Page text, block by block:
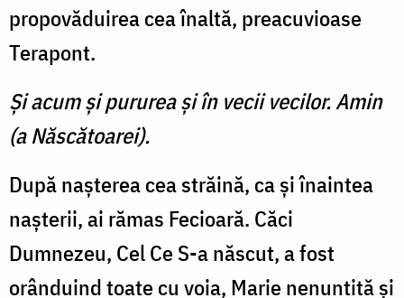
propovăduirea cea înaltă, preacuvioase
Terapont.
Şi acum şi pururea şi în vecii vecilor. Amin
(a Născătoarei).
După naşterea cea străină, ca şi înaintea
naşterii, ai rămas Fecioară. Căci
Dumnezeu, Cel Ce S-a născut, a fost
orânduind toate cu voia, Marie nenuntită şi